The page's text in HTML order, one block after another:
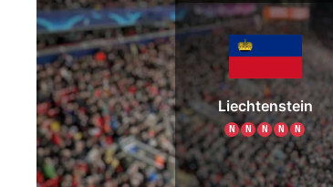
Liechtenstein
N N N N N